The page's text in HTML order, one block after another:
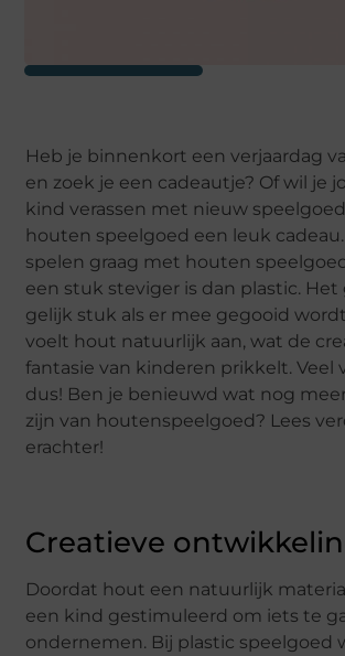
Heb je binnenkort een verjaardag
en zoek je een cadeautje? Of wil je
kind verassen met nieuw
houten speelgoed een leuk
spelen graag met houten
een stuk steviger is dan plastic. Het
gelijk stuk als er mee gegooid
voelt hout natuurlijk aan, wat de
fantasie van kinderen prikkelt. Veel
dus! Ben je benieuwd wat nog
zijn van houtenspeelgoed? Lees
erachter!
Creatieve
Doordat hout een natuurlijk
een kind gestimuleerd om iets te
ondernemen. Bij plastic speelgoed